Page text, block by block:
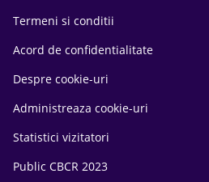
Termeni si conditii
Acord de confidentialitate
Despre cookie-uri
Administreaza cookie-uri
Statistici vizitatori
Public CBCR 2023